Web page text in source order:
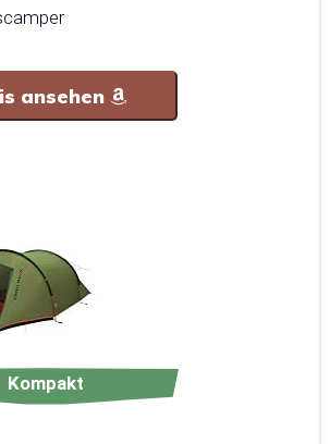
ansehen
Kompakt